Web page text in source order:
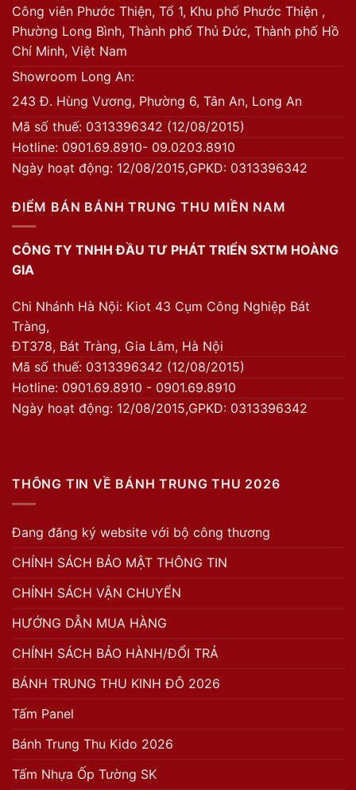
Công viên Phước Thiện, Tổ 1, Khu phố Phước Thiện ,
Phường Long Bình, Thành phố Thủ Đức, Thành phố Hồ
Chí Minh, Việt Nam
Showroom Long An:
243 Đ. Hùng Vương, Phường 6, Tân An, Long An
Mã số thuế: 0313396342 (12/08/2015)
Hotline: 0901.69.8910- 09.0203.8910
Ngày hoạt động: 12/08/2015,GPKD: 0313396342
ĐIỂM BÁN BÁNH TRUNG THU MIỀN NAM
CÔNG TY TNHH ĐẦU TƯ PHÁT TRIỂN SXTM HOÀNG
GIA
Chi Nhánh Hà Nội: Kiot 43 Cụm Công Nghiệp Bát
Tràng,
ĐT378, Bát Tràng, Gia Lâm, Hà Nội
Mã số thuế: 0313396342 (12/08/2015)
Hotline: 0901.69.8910 - 0901.69.8910
Ngày hoạt động: 12/08/2015,GPKD: 0313396342
THÔNG TIN VỀ BÁNH TRUNG THU 2026
Đang đăng ký website với bộ công thương
CHÍNH SÁCH BẢO MẬT THÔNG TIN
CHÍNH SÁCH VẬN CHUYỂN
HƯỚNG DẪN MUA HÀNG
CHÍNH SÁCH BẢO HÀNH/ĐỔI TRẢ
BÁNH TRUNG THU KINH ĐÔ 2026
Tấm Panel
Bánh Trung Thu Kido 2026
Tấm Nhựa Ốp Tường SK